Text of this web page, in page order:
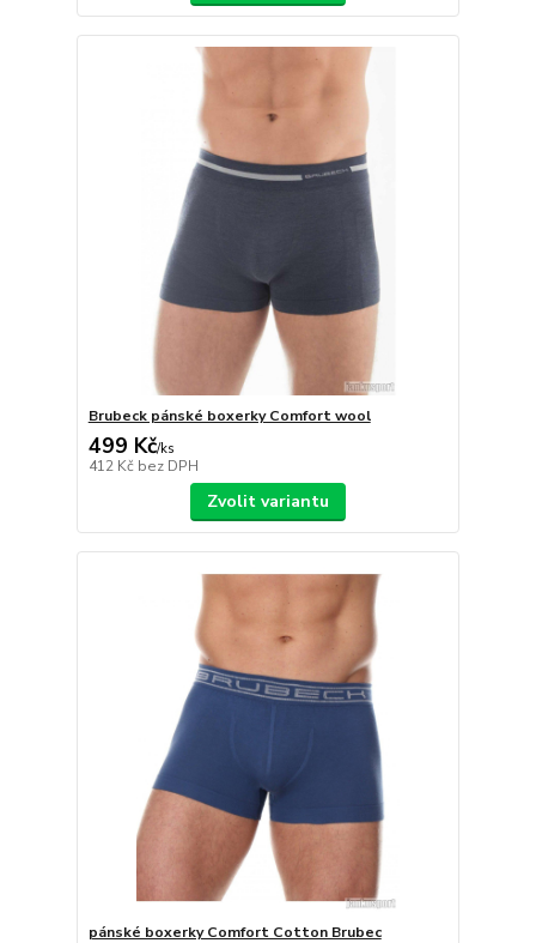
Brubeck pánské boxerky Comfort wool
499 Kč/ks
412 Kč bez DPH
Zvolit variantu
pánské boxerky Comfort Cotton Brubec